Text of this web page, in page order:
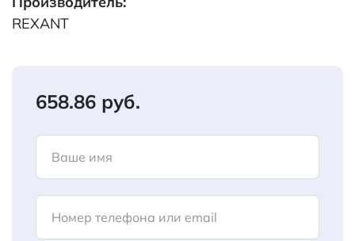
REXANT
658.86 руб.
Ваше имя
Номер телефона или email